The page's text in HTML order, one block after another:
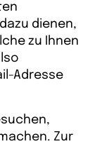
dienen,
zu Ihnen
Adresse
Zur